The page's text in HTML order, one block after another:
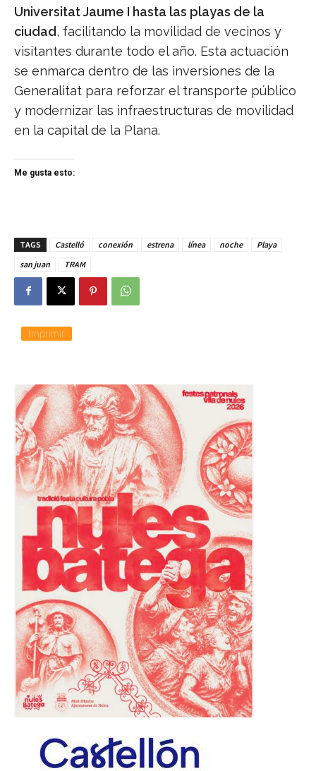
Universitat Jaume I hasta las playas de la
ciudad, facilitando la movilidad de vecinos y
visitantes durante todo el año. Esta actuación
se enmarca dentro de las inversiones de la
Generalitat para reforzar el transporte público
y modernizar las infraestructuras de movilidad
en la capital de la Plana.
Me gusta esto:
TAGS Castelló conexión estrena línea noche
Playa
san juan
TRAM
Imprimir